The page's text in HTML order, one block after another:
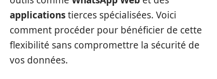
applicationstierces spécialisées. Voici
comment procéder pour bénéficier de cette
flexibilité sans compromettre la sécurité de
vos données.